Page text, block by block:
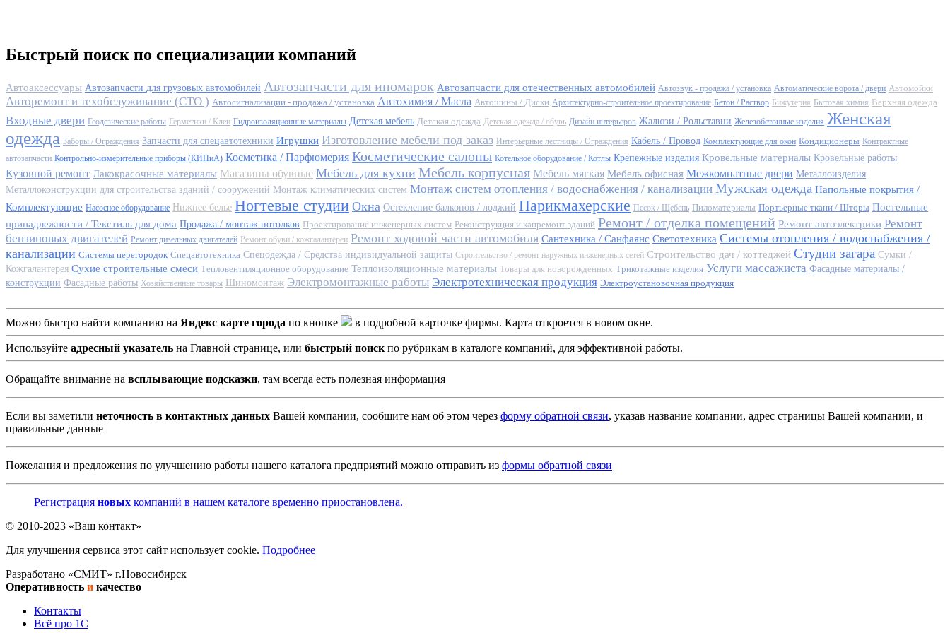
Быстрый поиск по специализации компаний
Автоаксессуары Автозапчасти для грузовых автомобилей Автозапчасти для иномарок Автозапчасти для отечественных автомобилей Автозвук - продажа / установка Автоматические ворота / двери Автомойки
Авторемонт и техобслуживание (СТО ) Автосигнализации - продажа / установка Автохимия / Масла Автошины / Диски Архитектурно-строительное проектирование Бетон / Раствор Бижутерия Бытовая химия Верхняя одежда
Входные двери Геодезические работы Герметики / Клеи Гидроизоляционные материалы Детская мебель Детская одежда Детская одежда / обувь Дизайн интерьеров Жалюзи / Рольставни Железобетонные изделия Женская
одежда Заборы / Ограждения Запчасти для спецавтотехники Игрушки Изготовление мебели под заказ Интерьерные лестницы / Ограждения Кабель / Провод Комплектующие для окон Кондиционеры Контрактные
автозапчасти Контрольно-измерительные приборы (КИПиА) Косметика / Парфюмерия Косметические салоны Котельное оборудование / Котлы Крепежные изделия Кровельные материалы Кровельные работы
Кузовной ремонт Лакокрасочные материалы Магазины обувные Мебель для кухни Мебель корпусная Мебель мягкая Мебель офисная Межкомнатные двери Металлоизделия
Металлоконструкции для строительства зданий / сооружений Монтаж климатических систем Монтаж систем отопления / водоснабжения / канализации Мужская одежда Напольные покрытия /
Комплектующие Насосное оборудование Нижнее белье Ногтевые студии Окна Остекление балконов / лоджий Парикмахерские Песок / Щебень Пиломатериалы Портьерные ткани / Шторы Постельные
принадлежности / Текстиль для дома Продажа / монтаж потолков Проектирование инженерных систем Реконструкция и капремонт зданий Ремонт / отделка помещений Ремонт автоэлектрики Ремонт
бензиновых двигателей Ремонт дизельных двигателей Ремонт обуви / кожгалантереи Ремонт ходовой части автомобиля Сантехника / Санфаянс Светотехника Системы отопления / водоснабжения /
канализации Системы перегородок Спецавтотехника Спецодежда / Средства индивидуальной защиты Строительство / ремонт наружных инженерных сетей Строительство дач / коттеджей Студии загара Сумки /
Кожгалантерея Сухие строительные смеси Тепловентиляционное оборудование Теплоизоляционные материалы Товары для новорожденных Трикотажные изделия Услуги массажиста Фасадные материалы /
конструкции Фасадные работы Хозяйственные товары Шиномонтаж Электромонтажные работы Электротехническая продукция Электроустановочная продукция
Можно быстро найти компанию на Яндекс карте города по кнопке в подробной карточке фирмы. Карта откроется в новом окне.
Используйте адресный указатель на Главной странице, или быстрый поиск по рубрикам в каталоге компаний, для эффективной работы.
Обращайте внимание на всплывающие подсказки, там всегда есть полезная информация
Если вы заметили неточность в контактных данных Вашей компании, сообщите нам об этом через форму обратной связи, указав название компании, адрес страницы Вашей компании, и
правильные данные
Пожелания и предложения по улучшению работы нашего каталога предприятий можно отправить из формы обратной связи
Регистрация новых компаний в нашем каталоге временно приостановлена.
© 2010-2023 «Ваш контакт»
Для улучшения сервиса этот сайт использует cookie. Подробнее
Разработано «СМИТ» г.Новосибирск
Оперативность и качество
Контакты
Всё про 1С